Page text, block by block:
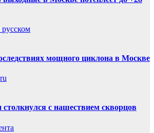
мощного циклона в Москве
с нашествием скворцов